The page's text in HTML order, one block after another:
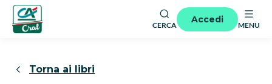
CERCA
Accedi
MENU
Torna ai libri